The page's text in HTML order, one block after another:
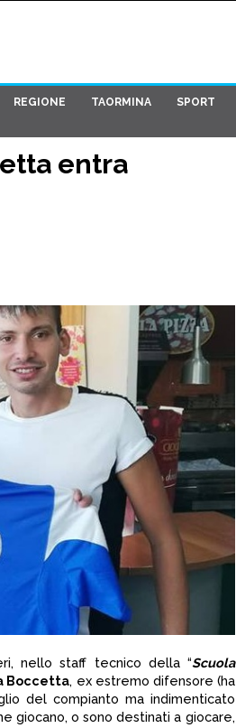
REGIONE TAORMINA SPORT
entra
nello staff tecnico della “Scuola
Boccetta, ex estremo difensore (ha
del compianto ma indimenticato
giocano, o sono destinati a giocare,